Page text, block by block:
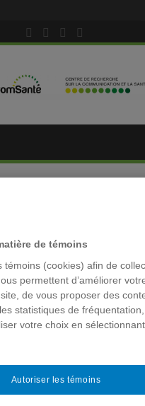
pour réaliser un
en ligne
santé
aisée. Avec le développement
de témoins
témoins (cookies) afin de
permettent d’améliorer
de vous proposer des
statistiques de
votre choix en sélectionnant
Autoriser les témoins